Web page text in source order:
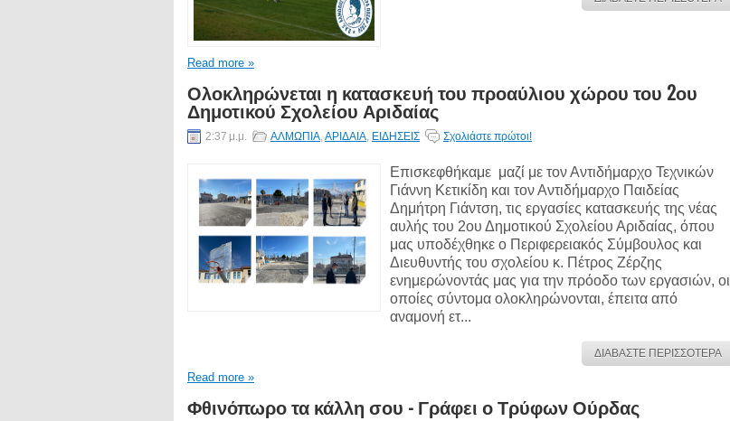
Read more »
Ολοκληρώνεται η κατασκευή του προαύλιου χώρου του 2ου
Δημοτικού Σχολείου Αριδαίας
2:37 μ.μ. ΑΛΜΩΠΙΑ,ΑΡΙΔΑΙΑ, ΕΙΔΗΣΕΙΣ Σχολιάστε πρώτοι!
Eπισκεφθήκαμε μαζί με τον Αντιδήμαρχο Τεχνικών
Γιάννη Κετικίδη και τον Αντιδήμαρχο Παιδείας
Δημήτρη Γιάντση, τις εργασίες κατασκευής της νέας
αυλής του 2ου Δημοτικού Σχολείου Αριδαίας, όπου
μας υποδέχθηκε ο Περιφερειακός Σύμβουλος και
Διευθυντής του σχολείου κ. Πέτρος Ζέρζης
ενημερώνοντάς μας για την πρόοδο των εργασιών, οι
οποίες σύντομα ολοκληρώνονται, έπειτα από
αναμονή ετ...
ΔΙΑΒΑΣΤΕ ΠΕΡΙΣΣΟΤΕΡΑ
Read more »
Φθινόπωρο τα κάλλη σου - Γράφει ο Τρύφων Ούρδας